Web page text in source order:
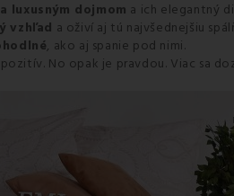
luxusným dojmom a ich elegantný
vzhľad a oživí aj tú najvšednejšiu
, ako aj spanie pod nimi.
No opak je pravdou. Viac sa